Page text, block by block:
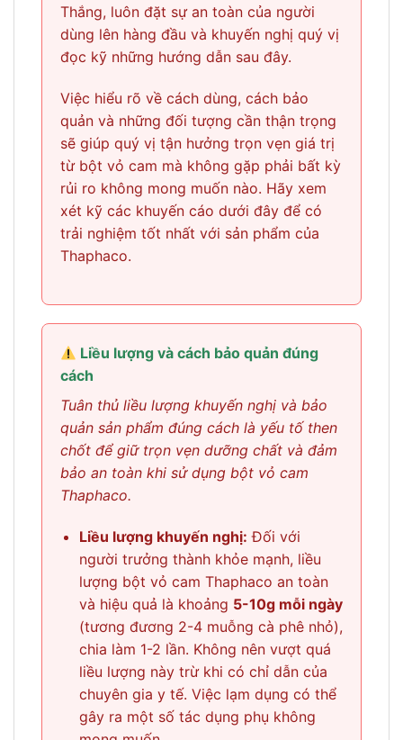
Thắng, luôn đặt sự an toàn của người
dùng lên hàng đầu và khuyến nghị quý vị
đọc kỹ những hướng dẫn sau đây.
Việc hiểu rõ về cách dùng, cách bảo
quản và những đối tượng cần thận trọng
sẽ giúp quý vị tận hưởng trọn vẹn giá trị
từ bột vỏ cam mà không gặp phải bất kỳ
rủi ro không mong muốn nào. Hãy xem
xét kỹ các khuyến cáo dưới đây để có
trải nghiệm tốt nhất với sản phẩm của
Thaphaco.
Liều lượng và cách bảo quản đúng
cách
Tuân thủ liều lượng khuyến nghị và bảo
quản sản phẩm đúng cách là yếu tố then
chốt để giữ trọn vẹn dưỡng chất và đảm
bảo an toàn khi sử dụng bột vỏ cam
Thaphaco.
Liều lượng khuyến nghị: Đối với
người trưởng thành khỏe mạnh, liều
lượng bột vỏ cam Thaphaco an toàn
và hiệu quả là khoảng 5-10g mỗi ngày
(tương đương 2-4 muỗng cà phê nhỏ),
chia làm 1-2 lần. Không nên vượt quá
liều lượng này trừ khi có chỉ dẫn của
chuyên gia y tế. Việc lạm dụng có thể
gây ra một số tác dụng phụ không